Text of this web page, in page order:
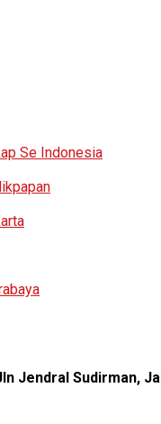
Se Indonesia
Jendral Sudirman,